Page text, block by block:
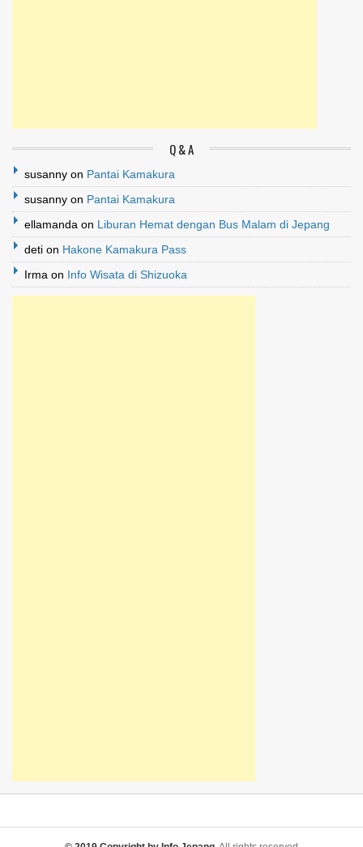
Q & A
susanny on Pantai Kamakura
susanny on Pantai Kamakura
ellamanda on Liburan Hemat dengan Bus Malam di Jepang
deti on Hakone Kamakura Pass
Irma on Info Wisata di Shizuoka